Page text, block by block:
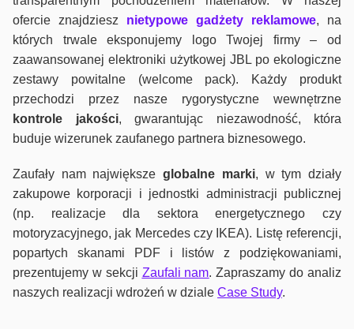
ofercie znajdziesz nietypowe gadżety reklamowe, na
których trwale eksponujemy logo Twojej firmy – od
zaawansowanej elektroniki użytkowej JBL po ekologiczne
zestawy powitalne (welcome pack). Każdy produkt
przechodzi przez nasze rygorystyczne wewnętrzne
kontrole jakości, gwarantując niezawodność, która
buduje wizerunek zaufanego partnera biznesowego.
Zaufały nam największeglobalne marki, w tym działy
zakupowe korporacji i jednostki administracji publicznej
(np. realizacje dla sektora energetycznego czy
motoryzacyjnego, jak Mercedes czy IKEA). Listę referencji,
popartych skanami PDF i listów z podziękowaniami,
prezentujemy w sekcji Zaufali nam. Zapraszamy do analiz
naszych realizacji wdrożeń w dziale Case Study.